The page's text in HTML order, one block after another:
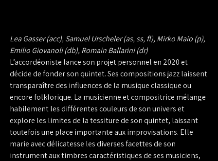
Lea Gasser (acc), Samuel Urscheler (as, ss, fl), Mirko Maio (p),
Emilio Giovanoli (db), Romain Ballarini (dr)
L’accordéoniste lance son projet personnel en 2020 et
décide de fonder son quintet. Ses compositions jazz laissent
transparaître des influences de la musique classique ou
encore folklorique. La musicienne et compositrice mélange
habilement les différentes couleurs de son univers et
explore les limites de la tessiture de son quintet, laissant
toutefois une place importante aux improvisations. Elle
marie avec délicatesse les diverses facettes de son
instrument aux timbres caractéristiques de ses musiciens,